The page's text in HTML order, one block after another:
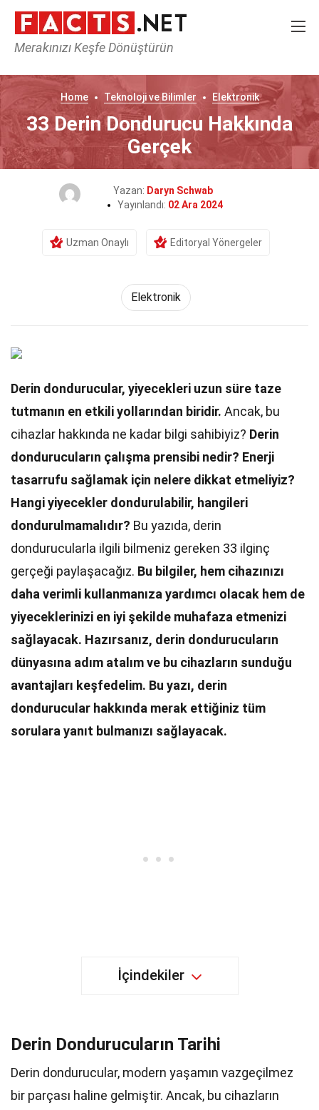
Merakınızı Keşfe Dönüştürün
Home Teknoloji ve Bilimler Elektronik
33 Derin Dondurucu Hakkında
Gerçek
Yazan: Daryn Schwab
Yayınlandı: 02 Ara 2024
Uzman Onaylı Editoryal Yönergeler
Elektronik
Derin dondurucular, yiyecekleri uzun süre taze
tutmanın en etkili yollarından biridir. Ancak, bu
cihazlar hakkında ne kadar bilgi sahibiyiz? Derin
dondurucuların çalışma prensibi nedir? Enerji
tasarrufu sağlamak için nelere dikkat etmeliyiz?
Hangi yiyecekler dondurulabilir, hangileri
dondurulmamalıdır? Bu yazıda, derin
dondurucularla ilgili bilmeniz gereken 33 ilginç
gerçeği paylaşacağız. Bu bilgiler, hem cihazınızı
daha verimli kullanmanıza yardımcı olacak hem de
yiyeceklerinizi en iyi şekilde muhafaza etmenizi
sağlayacak. Hazırsanız, derin dondurucuların
dünyasına adım atalım ve bu cihazların sunduğu
avantajları keşfedelim. Bu yazı, derin
dondurucular hakkında merak ettiğiniz tüm
sorulara yanıt bulmanızı sağlayacak.
İçindekiler
Derin Dondurucuların Tarihi
Derin dondurucular, modern yaşamın vazgeçilmez
bir parçası haline gelmiştir. Ancak, bu cihazların